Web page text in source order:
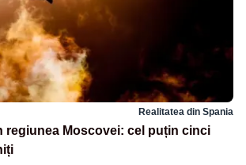
Realitatea din Spania
regiunea Moscovei: cel puțin cinci